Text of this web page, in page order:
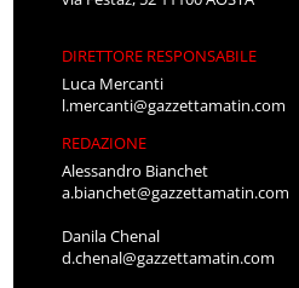
DIRETTORE RESPONSABILE
Luca Mercanti
l.mercanti@gazzettamatin.com
REDAZIONE
Alessandro Bianchet
a.bianchet@gazzettamatin.com
Danila Chenal
d.chenal@gazzettamatin.com